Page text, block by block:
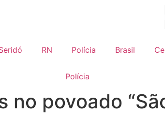
RN Polícia Brasil
Polícia
povoado